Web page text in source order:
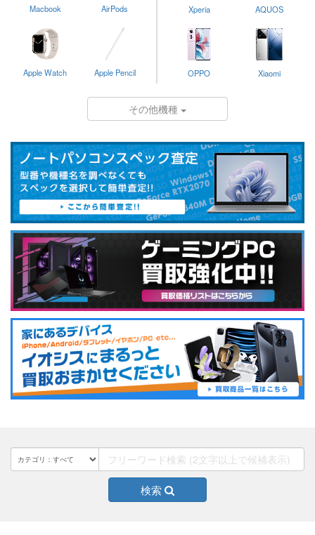
Macbook AirPods
Apple Watch Apple Pencil
Xperia AQUOS
OPPO Xiaomi
その他機種
検索